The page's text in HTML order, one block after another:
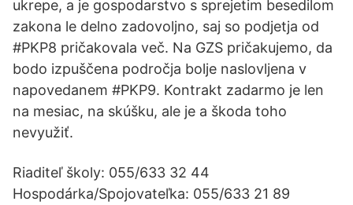
ukrepe, a je gospodarstvo s sprejetim besedilom
zakona le delno zadovoljno, saj so podjetja od
#PKP8 pričakovala več. Na GZS pričakujemo, da
bodo izpuščena področja bolje naslovljena v
napovedanem #PKP9. Kontrakt zadarmo je len
na mesiac, na skúšku, ale je a škoda toho
nevyužiť.
Riaditeľ školy: 055/633 32 44
Hospodárka/Spojovateľka: 055/633 21 89